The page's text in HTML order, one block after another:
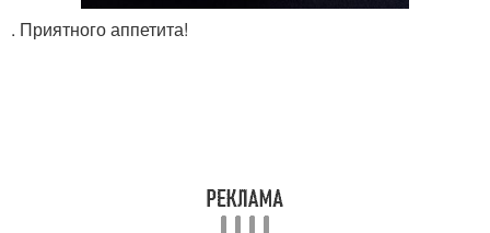
. Приятного аппетита!